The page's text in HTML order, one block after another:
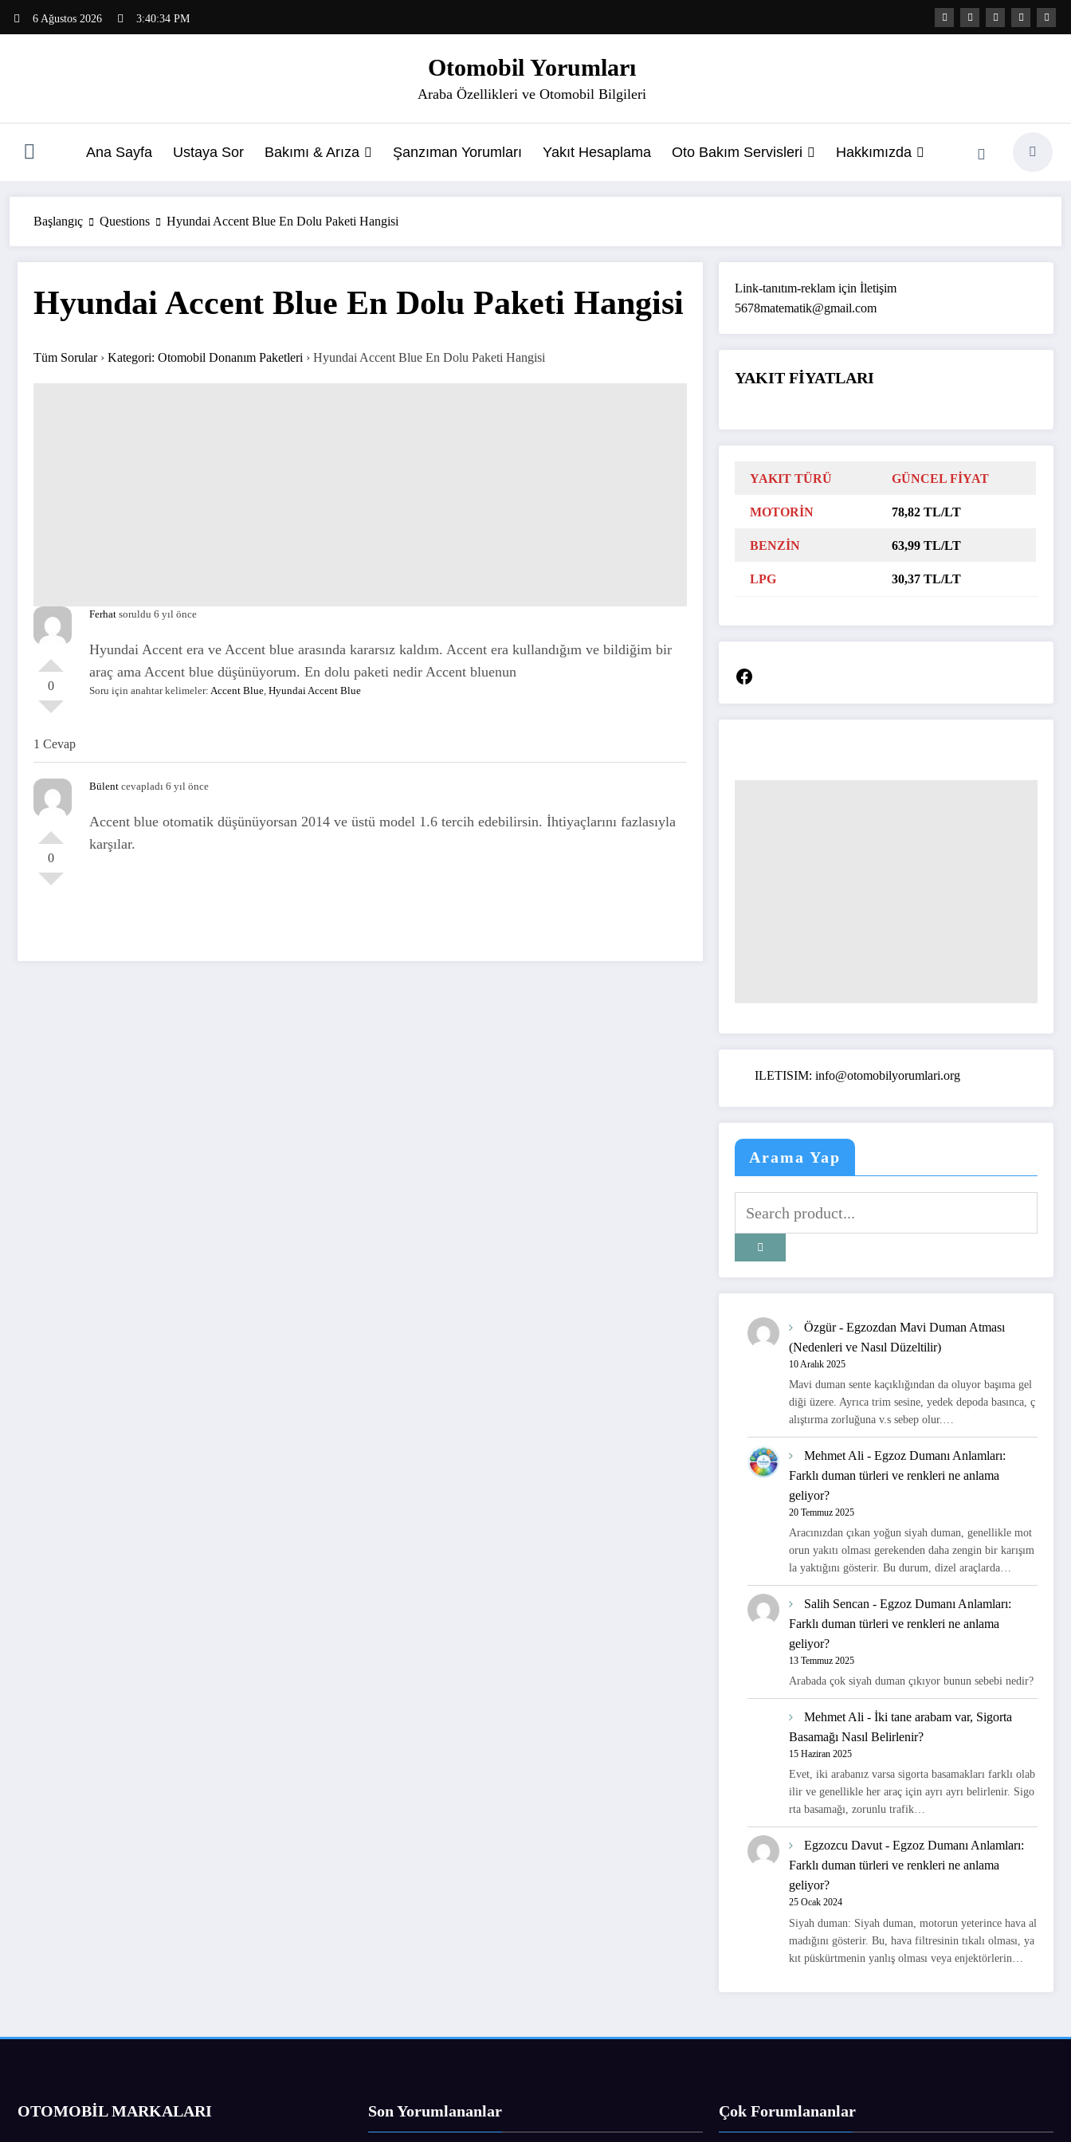
6 Ağustos 2026 3:40:35 PM
Otomobil Yorumları
Araba Özellikleri ve Otomobil Bilgileri
Ana Sayfa Ustaya Sor Bakımı & Arıza Şanzıman Yorumları Yakıt Hesaplama Oto Bakım Servisleri Hakkımızda
Başlangıç Questions Hyundai Accent Blue En Dolu Paketi Hangisi
Hyundai Accent Blue En Dolu Paketi Hangisi
Tüm Sorular› Kategori: Otomobil Donanım Paketleri › Hyundai Accent Blue En Dolu Paketi Hangisi
0
Ferhat soruldu 6 yıl önce
Hyundai Accent era ve Accent blue arasında kararsız kaldım. Accent era kullandığım ve bildiğim bir
araç ama Accent blue düşünüyorum. En dolu paketi nedir Accent bluenun
Soru için anahtar kelimeler: Accent Blue Hyundai Accent Blue
1 Cevap
0
Bülent cevapladı 6 yıl önce
Accent blue otomatik düşünüyorsan 2014 ve üstü model 1.6 tercih edebilirsin. İhtiyaçlarını fazlasıyla
karşılar.
Link-tanıtım-reklam için İletişim
5678matematik@gmail.com
YAKIT FİYATLARI
YAKIT TÜRÜ GÜNCEL FİYAT
MOTORİN 78,82 TL/LT
BENZİN 63,99 TL/LT
LPG 30,37 TL/LT
Facebook
ILETISIM: info@otomobilyorumlari.org
Arama Yap
Özgür-Egzozdan Mavi Duman Atması
(Nedenleri ve Nasıl Düzeltilir)
10 Aralık 2025
Mavi duman sente kaçıklığından da oluyor başıma gel
diği üzere. Ayrıca trim sesine, yedek depoda basınca, ç
alıştırma zorluğuna v.s sebep olur.…
Mehmet Ali -Egzoz Dumanı Anlamları:
Farklı duman türleri ve renkleri ne anlama
geliyor?
20 Temmuz 2025
Aracınızdan çıkan yoğun siyah duman, genellikle mot
orun yakıtı olması gerekenden daha zengin bir karışım
la yaktığını gösterir. Bu durum, dizel araçlarda…
Salih Sencan -Egzoz Dumanı Anlamları:
Farklı duman türleri ve renkleri ne anlama
geliyor?
13 Temmuz 2025
Arabada çok siyah duman çıkıyor bunun sebebi nedir?
Mehmet Ali -İki tane arabam var, Sigorta
Basamağı Nasıl Belirlenir?
15 Haziran 2025
Evet, iki arabanız varsa sigorta basamakları farklı olab
ilir ve genellikle her araç için ayrı ayrı belirlenir. Sigo
rta basamağı, zorunlu trafik…
Egzozcu Davut-Egzoz Dumanı Anlamları:
Farklı duman türleri ve renkleri ne anlama
geliyor?
25 Ocak 2024
Siyah duman: Siyah duman, motorun yeterince hava al
madığını gösterir. Bu, hava filtresinin tıkalı olması, ya
kıt püskürtmenin yanlış olması veya enjektörlerin…
OTOMOBİL MARKALARI Son Yorumlananlar Çok Forumlananlar